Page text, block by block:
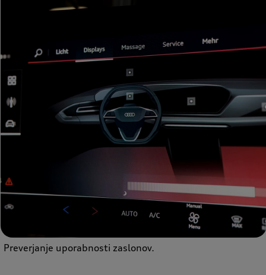
Preverjanje uporabnosti zaslonov.